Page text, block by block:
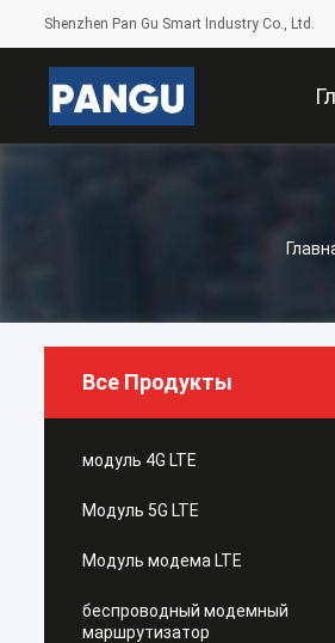
Shenzhen Pan Gu Smart Industry Co., Ltd.
Все Продукты
модуль 4G LTE
Модуль 5G LTE
Модуль модема LTE
беспроводный модемный
маршрутизатор